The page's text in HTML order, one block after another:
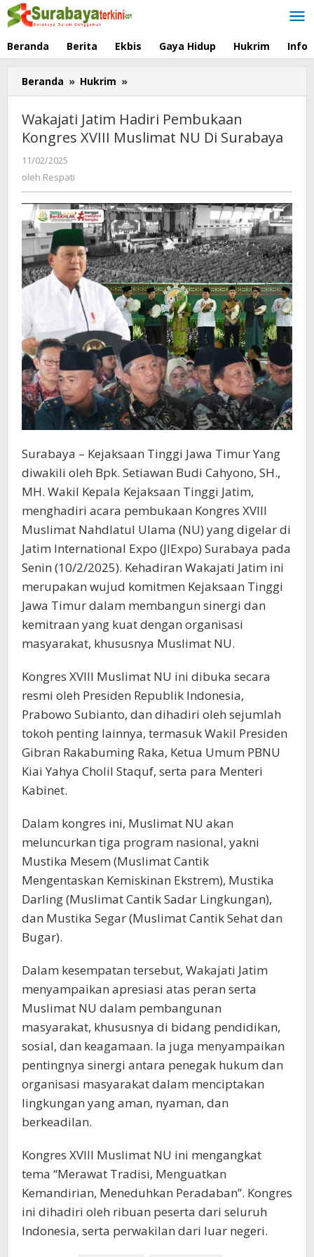
Lewati
ke
Beranda Berita Ekbis Gaya Hidup Hukrim Info
Beranda » Hukrim »
Jatim
Hadiri
Pembukaan
Kongres
Surabaya
Wakajati Jatim Hadiri Pembukaan
Kongres XVIII Muslimat NU Di Surabaya
11/02/2025
oleh Respati
Surabaya – Kejaksaan Tinggi Jawa Timur Yang
diwakili oleh Bpk. Setiawan Budi Cahyono, SH.,
MH. Wakil Kepala Kejaksaan Tinggi Jatim,
menghadiri acara pembukaan Kongres XVIII
Muslimat Nahdlatul Ulama (NU) yang digelar di
Jatim International Expo (JIExpo) Surabaya pada
Senin (10/2/2025). Kehadiran Wakajati Jatim ini
merupakan wujud komitmen Kejaksaan Tinggi
Jawa Timur dalam membangun sinergi dan
kemitraan yang kuat dengan organisasi
masyarakat, khususnya Muslimat NU.
Kongres XVIII Muslimat NU ini dibuka secara
resmi oleh Presiden Republik Indonesia,
Prabowo Subianto, dan dihadiri oleh sejumlah
tokoh penting lainnya, termasuk Wakil Presiden
Gibran Rakabuming Raka, Ketua Umum PBNU
Kiai Yahya Cholil Staquf, serta para Menteri
Kabinet.
Dalam kongres ini, Muslimat NU akan
meluncurkan tiga program nasional, yakni
Mustika Mesem (Muslimat Cantik
Mengentaskan Kemiskinan Ekstrem), Mustika
Darling (Muslimat Cantik Sadar Lingkungan),
dan Mustika Segar (Muslimat Cantik Sehat dan
Bugar).
Dalam kesempatan tersebut, Wakajati Jatim
menyampaikan apresiasi atas peran serta
Muslimat NU dalam pembangunan
masyarakat, khususnya di bidang pendidikan,
sosial, dan keagamaan. Ia juga menyampaikan
pentingnya sinergi antara penegak hukum dan
organisasi masyarakat dalam menciptakan
lingkungan yang aman, nyaman, dan
berkeadilan.
Kongres XVIII Muslimat NU ini mengangkat
tema “Merawat Tradisi, Menguatkan
Kemandirian, Meneduhkan Peradaban”. Kongres
ini dihadiri oleh ribuan peserta dari seluruh
Indonesia, serta perwakilan dari luar negeri.